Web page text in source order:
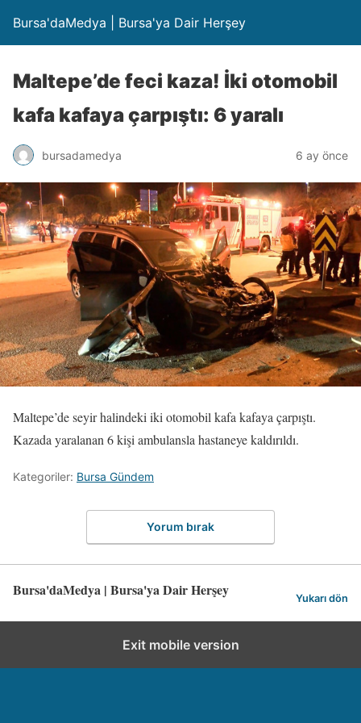
Bursa'daMedya | Bursa'ya Dair Herşey
Maltepe’de feci kaza! İki otomobil
kafa kafaya çarpıştı: 6 yaralı
bursadamedya 6 ay önce
Maltepe’de seyir halindeki iki otomobil kafa kafaya çarpıştı.
Kazada yaralanan 6 kişi ambulansla hastaneye kaldırıldı.
Kategoriler: Bursa Gündem
Yorum bırak
Bursa'daMedya | Bursa'ya Dair Herşey Yukarı dön
Exit mobile version